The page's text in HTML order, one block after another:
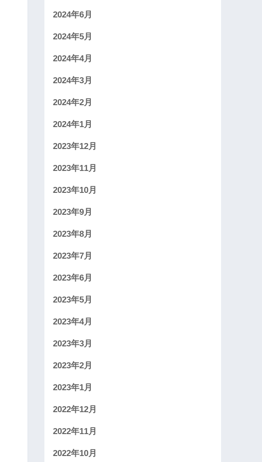
2024年6月
2024年5月
2024年4月
2024年3月
2024年2月
2024年1月
2023年12月
2023年11月
2023年10月
2023年9月
2023年8月
2023年7月
2023年6月
2023年5月
2023年4月
2023年3月
2023年2月
2023年1月
2022年12月
2022年11月
2022年10月